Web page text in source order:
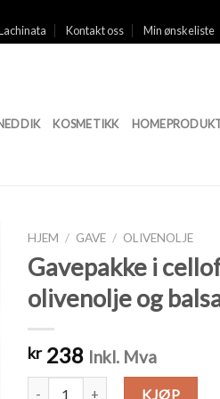
Kontakt oss Min ønskeliste
KOSMETIKK
HJEM / GAVE / OLIVENOLJE
Gavepakke i
olivenolje og
kr238 Inkl. Mva
Gavepakke i cellofan med
KJØP